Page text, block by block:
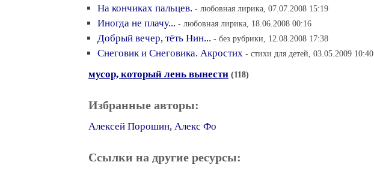
На кончиках пальцев. - любовная лирика, 07.07.2008 15:19
Иногда не плачу... - любовная лирика, 18.06.2008 00:16
Добрый вечер, тёть Нин... - без рубрики, 12.08.2008 17:38
Снеговик и Снеговика. Акростих - стихи для детей, 03.05.2009 10:40
мусор, который лень вынести (118)
Избранные авторы:
Алексей Порошин, Алекс Фо
Ссылки на другие ресурсы: